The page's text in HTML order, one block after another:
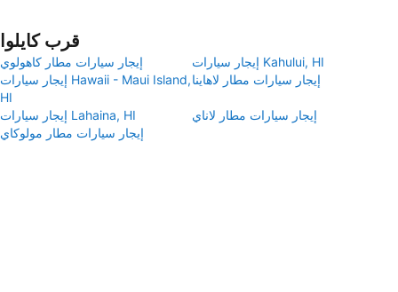
قرب كايلوا
إيجار سيارات مطار كاهولوي
إيجار سيارات Kahului, HI
إيجار سيارات Hawaii - Maui Island,
HI
إيجار سيارات مطار لاهاينا
إيجار سيارات Lahaina, HI
إيجار سيارات مطار لاناي
إيجار سيارات مطار مولوكاي